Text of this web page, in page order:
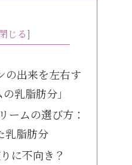
の出来を左右す
乳脂肪分」
ームの選び方：
乳脂肪分
に不向き？